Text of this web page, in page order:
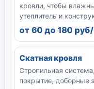
кровли, чтобы
утеплитель и
от 60 до 180
Скатная кровля
Стропильная
покрытие, доборные